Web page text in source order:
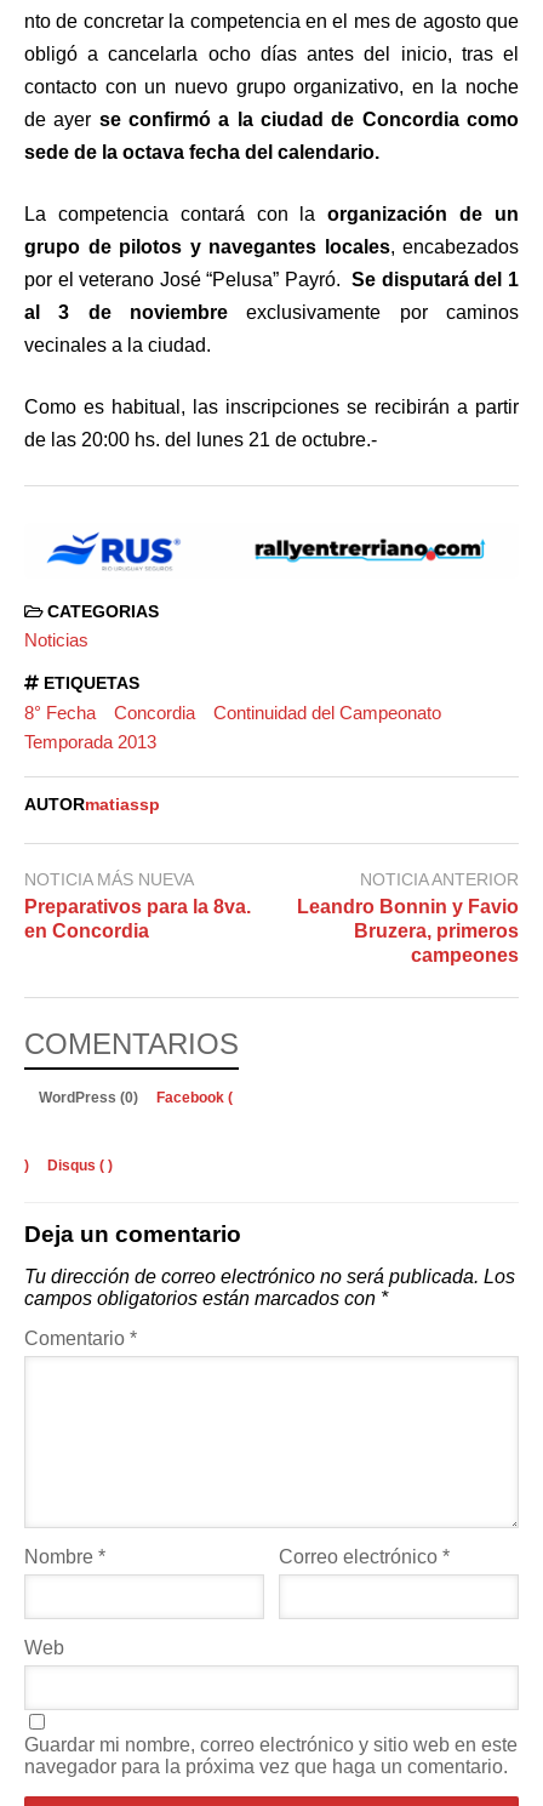
nto de concretar la competencia en el mes de agosto que
obligó a cancelarla ocho días antes del inicio, tras el
contacto con un nuevo grupo organizativo, en la noche
de ayer se confirmó a la ciudad de Concordia como
sede de la octava fecha del calendario.
La competencia contará con laorganización de un
grupo de pilotos y navegantes locales, encabezados
por el veterano José “Pelusa” Payró.Se disputará del 1
al 3 de noviembre exclusivamente por caminos
vecinales a la ciudad.
Como es habitual, las inscripciones se recibirán a partir
de las 20:00 hs. del lunes 21 de octubre.-
CATEGORIAS
Noticias
ETIQUETAS
8° Fecha Concordia
Continuidad del Campeonato
Temporada 2013
AUTORmatiassp
NOTICIA MÁS NUEVA
Preparativos para la 8va.
en Concordia
NOTICIA ANTERIOR
Leandro Bonnin y Favio
Bruzera, primeros
campeones
COMENTARIOS
WordPress (0) Facebook (
) Disqus ( )
Deja un comentario
Tu dirección de correo electrónico no será publicada. Los
campos obligatorios están marcados con *
Comentario *
Nombre * Correo electrónico*
Web
Guardar mi nombre, correo electrónico y sitio web en este
navegador para la próxima vez que haga un comentario.